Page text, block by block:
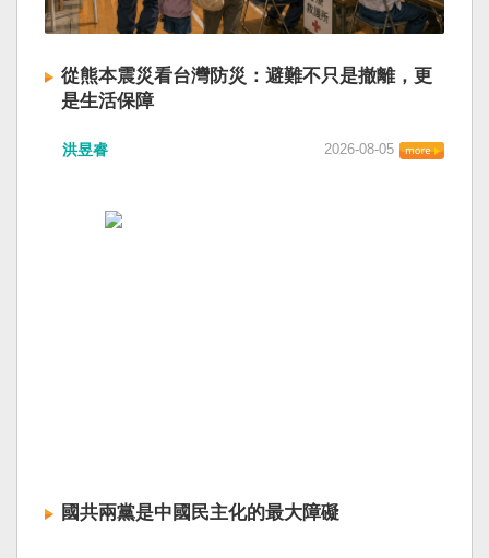
從熊本震災看台灣防災：避難不只是撤離，更
是生活保障
洪昱睿 2026-08-05
國共兩黨是中國民主化的最大障礙